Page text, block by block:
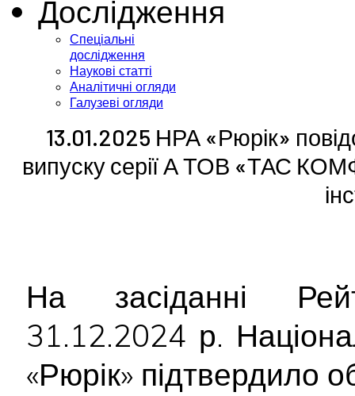
Дослідження
Спеціальні
дослідження
Наукові статті
Аналітичні огляди
Галузеві огляди
13.01.2025 НРА «Рюрік»
випуску серії А ТОВ «ТАС
На засіданні
31.12.2024 р.
«Рюрік» підтвердило